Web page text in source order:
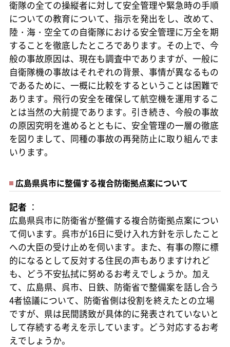
衛隊の全ての操縦者に対して安全管理や緊急時の手順
についての教育について、指示を発出をし、改めて、
陸・海・空全ての自衛隊における安全管理に万全を期
することを徹底したところであります。その上で、今
般の事故原因は、現在も調査中でありますが、一般に
自衛隊機の事故はそれぞれの背景、事情が異なるもの
であるために、一概に比較をするということは困難で
あります。飛行の安全を確保して航空機を運用するこ
とは当然の大前提であります。引き続き、今般の事故
の原因究明を進めるとともに、安全管理の一層の徹底
を図りまして、同種の事故の再発防止に取り組んでま
いります。
広島県呉市に整備する複合防衛拠点案について
記者 ：
広島県呉市に防衛省が整備する複合防衛拠点案につい
て伺います。呉市が16日に受け入れ方針を示したこと
への大臣の受け止めを伺います。また、有事の際に標
的になるとして反対する住民の声もありますけれど
も、どう不安払拭に努めるお考えでしょうか。加え
て、広島県、呉市、日鉄、防衛省で整備案を話し合う
4者協議について、防衛省側は役割を終えたとの立場
ですが、県は民間誘致が具体的に発表されていないと
して存続する考えを示しています。どう対応するお考
えでしょうか。